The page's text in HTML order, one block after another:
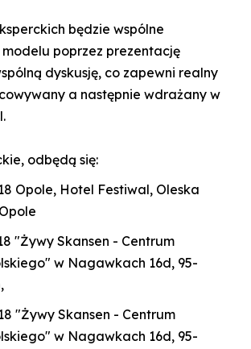
będzie wspólne
poprzez prezentację
dyskusję, co zapewni realny
a następnie wdrażany w
odbędą się:
Opole, Hotel Festiwal, Oleska
"Żywy Skansen - Centrum
w Nagawkach 16d, 95-
"Żywy Skansen - Centrum
w Nagawkach 16d, 95-